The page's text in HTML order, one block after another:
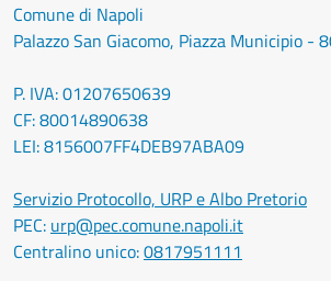
Comune di Napoli
Palazzo San Giacomo, Piazza Municipio -
P. IVA: 01207650639
CF: 80014890638
LEI: 8156007FF4DEB97ABA09
Servizio Protocollo, URP e Albo Pretorio
PEC: urp@pec.comune.napoli.it
Centralino unico:0817951111